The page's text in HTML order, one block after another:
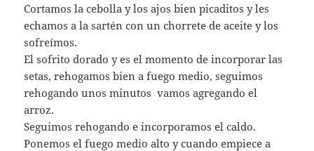
Cortamos la cebolla y los ajos bien picaditos y les
echamos a la sartén con un chorrete de aceite y los
sofreímos.
El sofrito dorado y es el momento de incorporar las
setas, rehogamos bien a fuego medio, seguimos
rehogando unos minutos vamos agregando el
arroz.
Seguimos rehogando e incorporamos el caldo.
Ponemos el fuego medio alto y cuando empiece a